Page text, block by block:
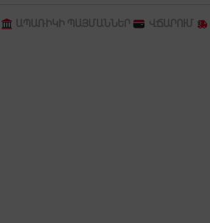
ԱՊԱՌԻԿԻ ՊԱՅՄԱՆՆԵՐ ՎՃԱՐՈՒՄ